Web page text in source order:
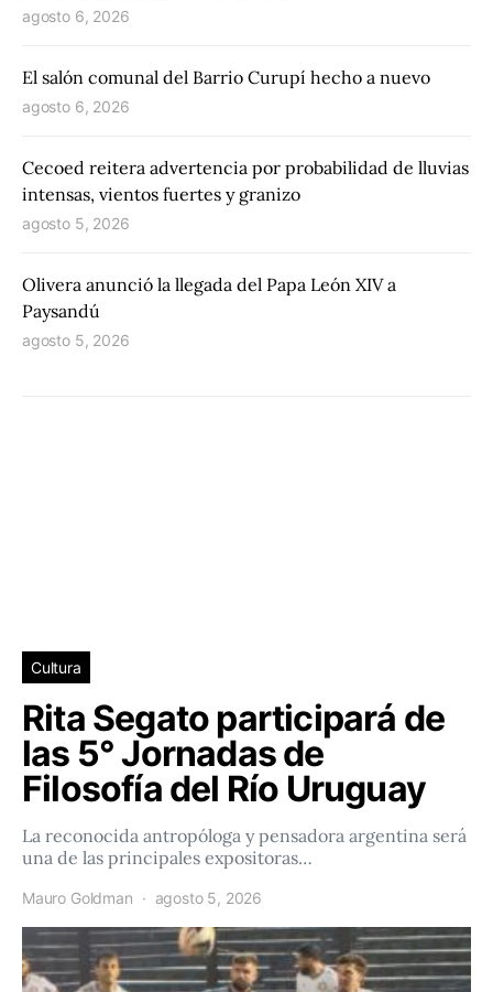
agosto 6, 2026
El salón comunal del Barrio Curupí hecho a nuevo
agosto 6, 2026
Cecoed reitera advertencia por probabilidad de lluvias
intensas, vientos fuertes y granizo
agosto 5, 2026
Olivera anunció la llegada del Papa León XIV a
Paysandú
agosto 5, 2026
Cultura
Rita Segato participará de
las 5° Jornadas de
Filosofía del Río Uruguay
La reconocida antropóloga y pensadora argentina será
una de las principales expositoras…
Mauro Goldman agosto 5, 2026